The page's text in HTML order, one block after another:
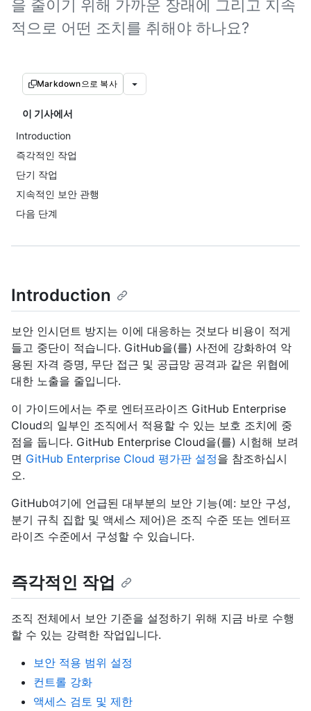
을 줄이기 위해 가까운 장래에 그리고 지속
적으로 어떤 조치를 취해야 하나요?
Markdown으로 복사
이 기사에서
Introduction
즉각적인 작업
단기 작업
지속적인 보안 관행
다음 단계
Introduction
보안 인시던트 방지는 이에 대응하는 것보다 비용이 적게
들고 중단이 적습니다. GitHub을(를) 사전에 강화하여 악
용된 자격 증명, 무단 접근 및 공급망 공격과 같은 위협에
대한 노출을 줄입니다.
이 가이드에서는 주로 엔터프라이즈 GitHub Enterprise
Cloud의 일부인 조직에서 적용할 수 있는 보호 조치에 중
점을 둡니다. GitHub Enterprise Cloud을(를) 시험해 보려
면 GitHub Enterprise Cloud 평가판 설정을 참조하십시
오.
GitHub여기에 언급된 대부분의 보안 기능(예: 보안 구성,
분기 규칙 집합 및 액세스 제어)은 조직 수준 또는 엔터프
라이즈 수준에서 구성할 수 있습니다.
즉각적인 작업
조직 전체에서 보안 기준을 설정하기 위해 지금 바로 수행
할 수 있는 강력한 작업입니다.
보안 적용 범위 설정
컨트롤 강화
액세스 검토 및 제한